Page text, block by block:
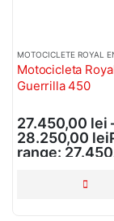
MOTOCICLETE ROYAL
Motocicleta
Guerrilla 450
27.450,00 lei
28.250,00 lei
range:
price was:
590,00
price is: